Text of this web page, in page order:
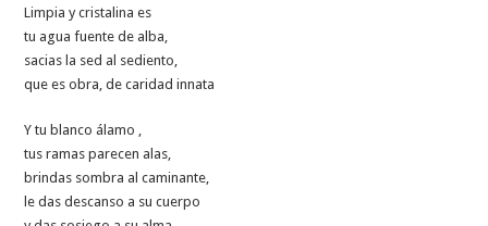
Limpia y cristalina es
tu agua fuente de alba,
sacias la sed al sediento,
que es obra, de caridad innata
Y tu blanco álamo ,
tus ramas parecen alas,
brindas sombra al caminante,
le das descanso a su cuerpo